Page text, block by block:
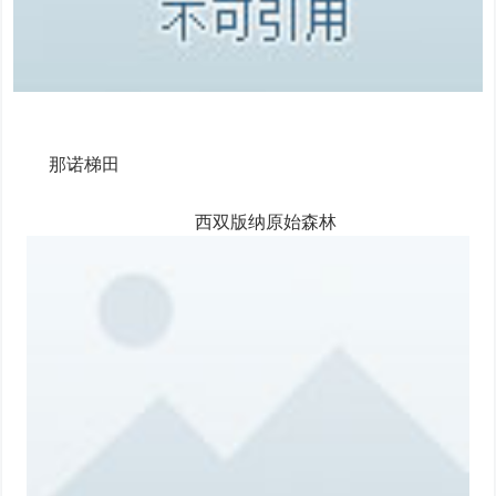
那诺梯田
西双版纳原始森林